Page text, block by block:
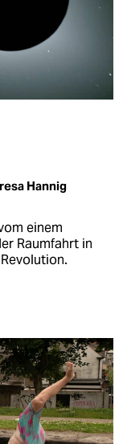
Hannig
einem
Raumfahrt in